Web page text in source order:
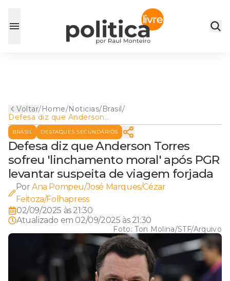
Voltar/Home/Noticias/Brasil/
Defesa diz que Anderson
Torres sofreu 'linchamento
moral' após PGR levantar
suspeita de viagem forjada
BRASIL DESTAQUES SECUNDÁRIOS
Defesa diz que Anderson Torres
sofreu 'linchamento moral' após PGR
levantar suspeita de viagem forjada
Por Ana Pompeu/José Marques/Cézar
Feitoza/Folhapress
02/09/2025 às 21:30
Atualizado em 02/09/2025 às 21:30
Foto:Ton Molina/STF/Arquivo